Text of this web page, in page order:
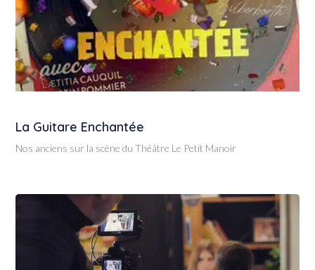
La Guitare Enchantée
Nos anciens sur la scène du Théâtre Le Petit Manoir